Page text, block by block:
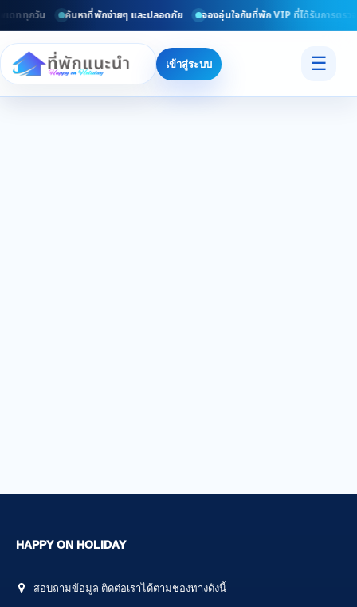
เดททุกวัน ค้นหาที่พักง่ายๆ และปลอดภัย จองอุ่นใจกับที่พัก VIP ที่ได้รับการตรว
เข้าสู่ระบบ ☰
HAPPY ON HOLIDAY
สอบถามข้อมูล ติดต่อเราได้ตามช่องทางดังนี้